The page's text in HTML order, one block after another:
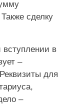
сделку
вступлении в
–
для
–